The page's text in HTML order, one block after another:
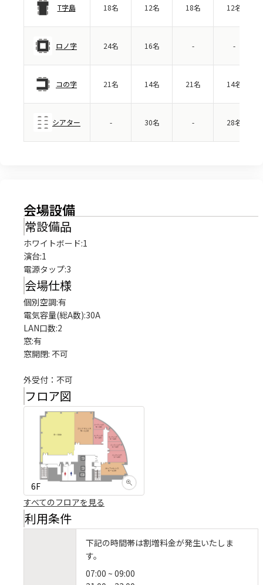
T字島 18名 12名 18名 12名
ロノ字 24名 16名 - -
コの字 21名 14名 21名 14名
シアター - 30名 - 28名
会場設備
常設備品
ホワイトボード:1
演台:1
電源タップ:3
会場仕様
個別空調:有
電気容量(総A数):30A
LAN口数:2
窓:有
窓開閉: 不可
外受付：不可
フロア図
6F
すべてのフロアを見る
利用条件
下記の時間帯は割増料金が発生いたしま
す。
07:00 ~ 09:00